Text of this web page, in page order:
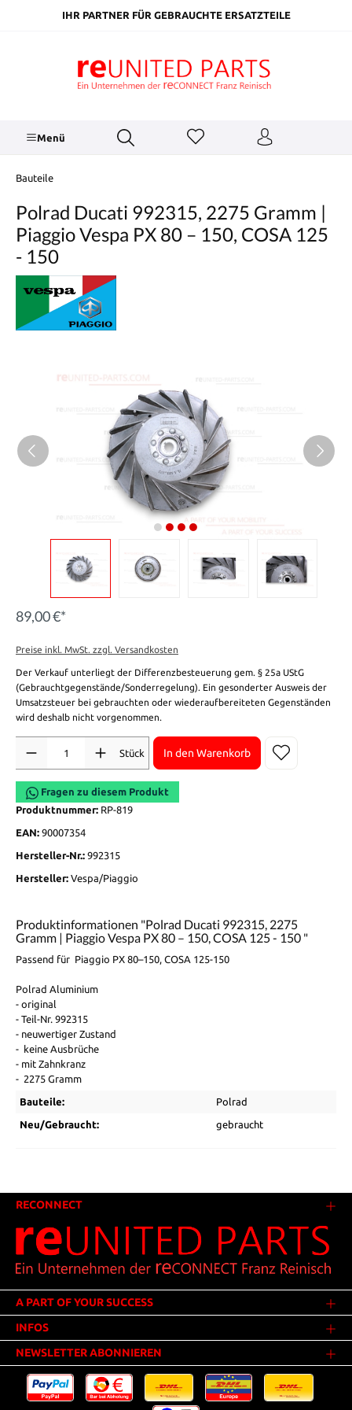
springenIHR PARTNER FÜR GEBRAUCHTE ERSATZTEILE
Menü
Bauteile
Polrad Ducati 992315, 2275 Gramm |
Piaggio Vespa PX 80 – 150, COSA 125
- 150
89,00 €*
Preise inkl. MwSt. zzgl. Versandkosten
Der Verkauf unterliegt der Differenzbesteuerung gem. § 25a UStG
(Gebrauchtgegenstände/Sonderregelung). Ein gesonderter Ausweis der
Umsatzsteuer bei gebrauchten oder wiederaufbereiteten Gegenständen
wird deshalb nicht vorgenommen.
Stück
In den Warenkorb
Fragen zu diesem Produkt
Produktnummer: RP-819
EAN: 90007354
Hersteller-Nr.: 992315
Hersteller: Vespa/Piaggio
Produktinformationen "Polrad Ducati 992315, 2275
Gramm | Piaggio Vespa PX 80 – 150, COSA 125 - 150 "
Passend für Piaggio PX 80–150, COSA 125-150
Polrad Aluminium
- original
- Teil-Nr. 992315
- neuwertiger Zustand
- keine Ausbrüche
- mit Zahnkranz
- 2275 Gramm
Bauteile: Polrad
Neu/Gebraucht: gebraucht
RECONNECT
A PART OF YOUR SUCCESS
INFOS
NEWSLETTER ABONNIEREN